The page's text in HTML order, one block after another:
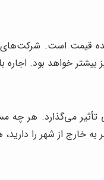
قیمت است.
خواهد بود.
می‌گذارد. هر چه
خارج از شهر را